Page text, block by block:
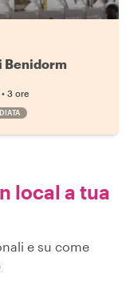
Benidorm
• 3 ore
local a tua
e su come